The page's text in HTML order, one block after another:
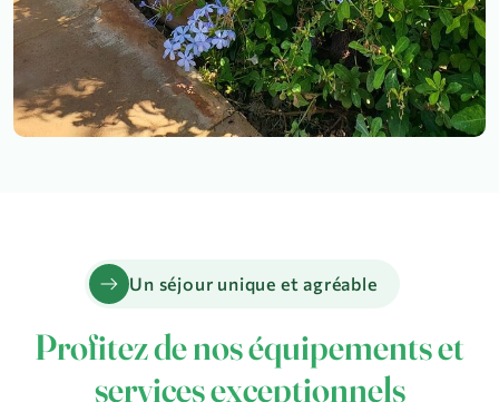
arrow_right_alt Un séjour unique et agréable
Profitez de nos équipements et
services exceptionnels